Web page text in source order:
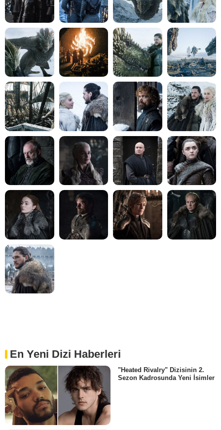
En Yeni Dizi Haberleri
"Heated Rivalry" Dizisinin 2.
Sezon Kadrosunda Yeni İsimler